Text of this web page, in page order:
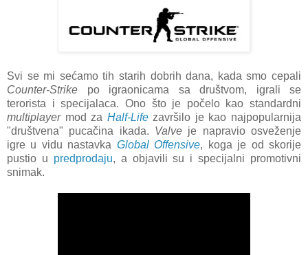
Svi se mi sećamo tih starih dobrih dana, kada smo cepali
Counter-Strike po igraonicama sa društvom, igrali se
terorista i specijalaca. Ono što je počelo kao standardni
multiplayermod za Half-Lifezavršilo je kao najpopularnija
"društvena" pucačina ikada. Valve je napravio osveženje
igre u vidu nastavka Global Offensive, koga je od skorije
pustio u predprodaju, a objavili su i specijalni promotivni
snimak.